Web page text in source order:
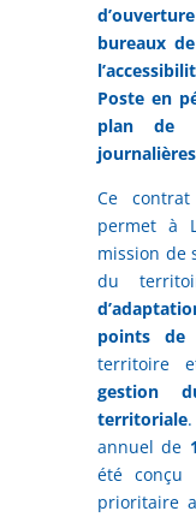
bureaux
Poste en
plan de
Ce
permet à
mission de
du
points de
territoire
gestion
territoriale
annuel de
été conçu
prioritaire